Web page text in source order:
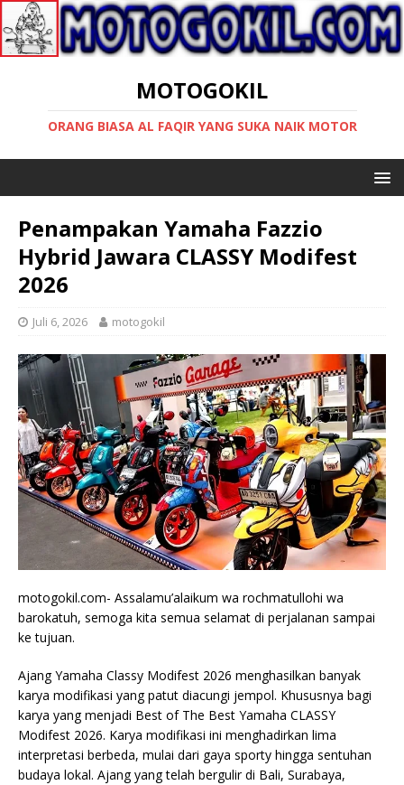
MOTOGOKIL
ORANG BIASA AL FAQIR YANG SUKA NAIK MOTOR
Penampakan Yamaha Fazzio
Hybrid Jawara CLASSY Modifest
2026
Juli 6, 2026 motogokil
motogokil.com- Assalamu’alaikum wa rochmatullohi wa
barokatuh, semoga kita semua selamat di perjalanan sampai
ke tujuan.
Ajang Yamaha Classy Modifest 2026 menghasilkan banyak
karya modifikasi yang patut diacungi jempol. Khususnya bagi
karya yang menjadi Best of The Best Yamaha CLASSY
Modifest 2026. Karya modifikasi ini menghadirkan lima
interpretasi berbeda, mulai dari gaya sporty hingga sentuhan
budaya lokal. Ajang yang telah bergulir di Bali, Surabaya,